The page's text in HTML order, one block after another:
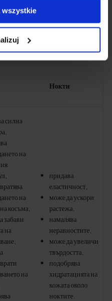
wszystkie
на тялото
Нокти
силна
на
на
косъма,
забави
на
на
придава
еластичност,
може да ускори
растежа,
намалява
неравностите,
може да увеличи
твърдостта,
подобрява
хидратацията на
кожата около
ноктите.